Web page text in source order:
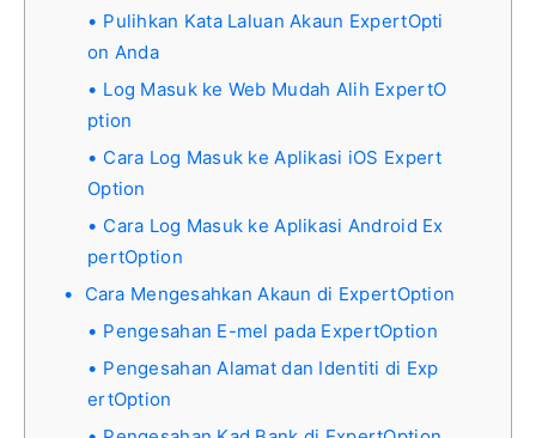
Pulihkan Kata Laluan Akaun ExpertOpti
on Anda
Log Masuk ke Web Mudah Alih ExpertO
ption
Cara Log Masuk ke Aplikasi iOS Expert
Option
Cara Log Masuk ke Aplikasi Android Ex
pertOption
Cara Mengesahkan Akaun di ExpertOption
Pengesahan E-mel pada ExpertOption
Pengesahan Alamat dan Identiti di Exp
ertOption